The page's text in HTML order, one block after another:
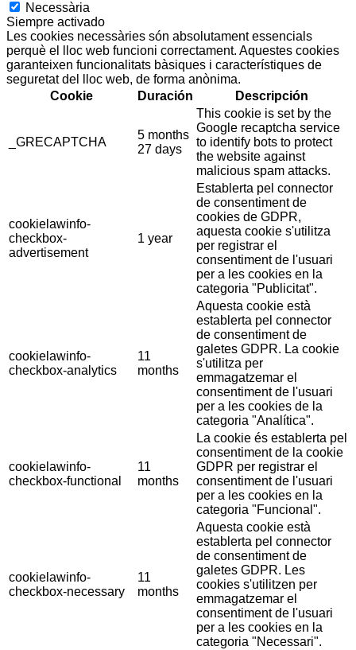
Necessària
Siempre activado
Les cookies necessàries són absolutament essencials
perquè el lloc web funcioni correctament. Aquestes cookies
garanteixen funcionalitats bàsiques i característiques de
seguretat del lloc web, de forma anònima.
Cookie
Duración Descripción
_GRECAPTCHA
5 months
27 days
This cookie is set by the
Google recaptcha service
to identify bots to protect
the website against
malicious spam attacks.
cookielawinfo-
checkbox-
advertisement
1 year
Establerta pel connector
de consentiment de
cookies de GDPR,
aquesta cookie s'utilitza
per registrar el
consentiment de l'usuari
per a les cookies en la
categoria "Publicitat".
cookielawinfo-
checkbox-analytics
11
months
Aquesta cookie està
establerta pel connector
de consentiment de
galetes GDPR. La cookie
s'utilitza per
emmagatzemar el
consentiment de l'usuari
per a les cookies de la
categoria "Analítica".
cookielawinfo-
checkbox-functional
11
months
La cookie és establerta pel
consentiment de la cookie
GDPR per registrar el
consentiment de l'usuari
per a les cookies en la
categoria "Funcional".
cookielawinfo-
checkbox-necessary
11
months
Aquesta cookie està
establerta pel connector
de consentiment de
galetes GDPR. Les
cookies s'utilitzen per
emmagatzemar el
consentiment de l'usuari
per a les cookies en la
categoria "Necessari".